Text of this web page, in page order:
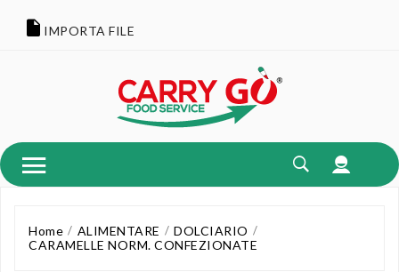
IMPORTA FILE
Home ALIMENTARE
DOLCIARIO
CARAMELLE NORM. CONFEZIONATE